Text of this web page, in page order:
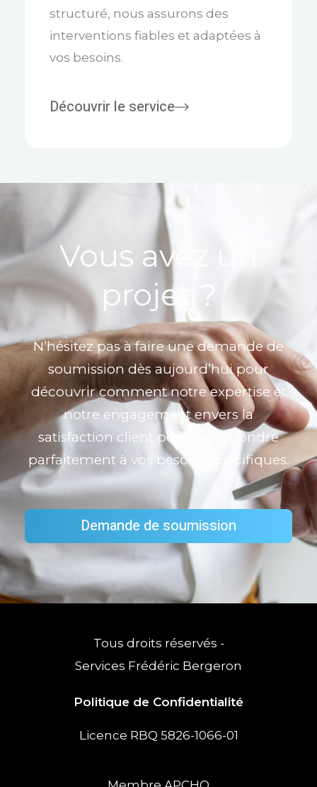
structuré, nous assurons des
interventions fiables et adaptées à
vos besoins.
Découvrir le service
Vous avez un
projet ?
N’hésitez pas à faire une demande de
soumission dès aujourd’hui pour
découvrir comment notre expertise et
notre engagement envers la
satisfaction client peuvent répondre
parfaitement à vos besoins spécifiques.
Demande de soumission
Tous droits réservés -
Services Frédéric Bergeron
Politique de Confidentialité
Licence RBQ 5826-1066-01